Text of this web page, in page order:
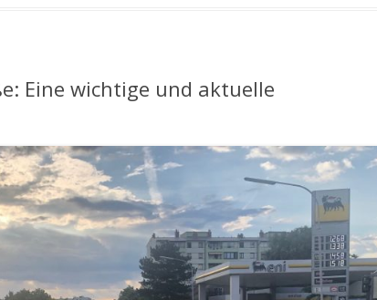
Eine wichtige und aktuelle